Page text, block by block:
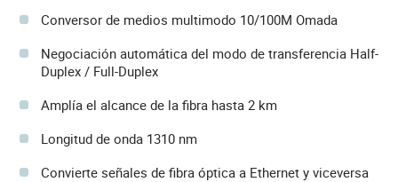
Conversor de medios multimodo 10/100M Omada
Negociación automática del modo de transferencia Half-
Duplex / Full-Duplex
Amplía el alcance de la fibra hasta 2 km
Longitud de onda 1310 nm
Convierte señales de fibra óptica a Ethernet y viceversa